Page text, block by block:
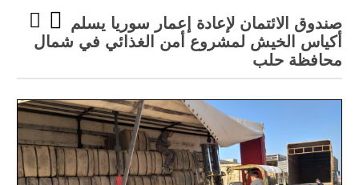
صندوق الائتمان لإعادة إعمار سوريا يسلم
أكياس الخيش لمشروع أمن الغذائي في شمال
محافظة حلب